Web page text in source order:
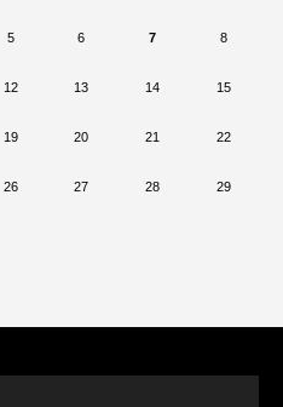
5 6 7 8
12 13 14 15
19 20 21 22
26 27 28 29